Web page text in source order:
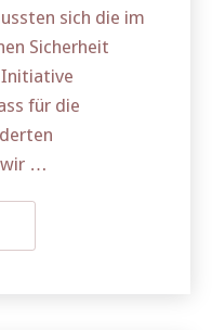
sich die im
Sicherheit
Initiative
für die
wir …